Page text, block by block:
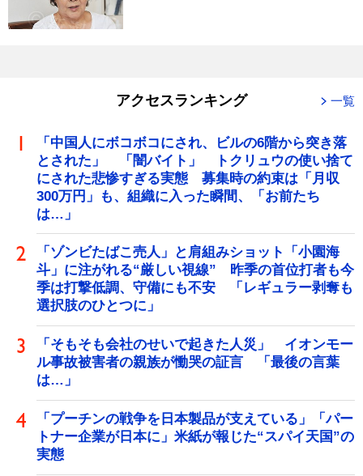
アクセスランキング 一覧
「中国人にボコボコにされ、ビルの6階から突き落
とされた」 「闇バイト」 トクリュウの使い捨て
にされた悲惨すぎる実態 募集時の約束は「月収
300万円」も、組織に入った瞬間、「お前たち
は…」
「ゾンビたばこ売人」と肩組みショット「小園海
斗」に注がれる“厳しい視線” 昨季の首位打者も今
季は打撃低調、守備にも不安 「レギュラー剥奪も
選択肢のひとつに」
「そもそも会社のせいで起きた人災」 イオンモー
ル事故被害者の親族が慟哭の証言 「最後の言葉
は…」
「プーチンの戦争を日本製品が支えている」「パー
トナー企業が日本に」米紙が報じた“スパイ天国”の
実態